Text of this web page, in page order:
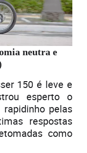
neutra e
150 é leve e
esperto o
pelas
respostas
como